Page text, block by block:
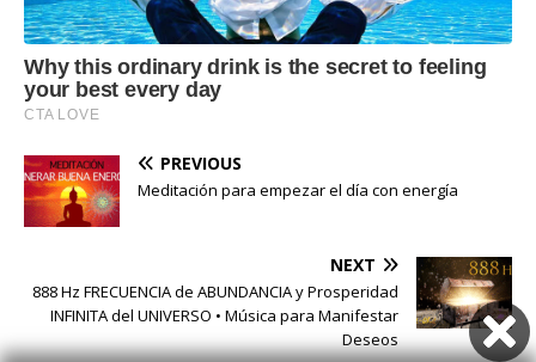
PREVIOUS
Meditación para empezar el día con energía
NEXT
888 Hz FRECUENCIA de ABUNDANCIA y Prosperidad
INFINITA del UNIVERSO • Música para Manifestar
Deseos